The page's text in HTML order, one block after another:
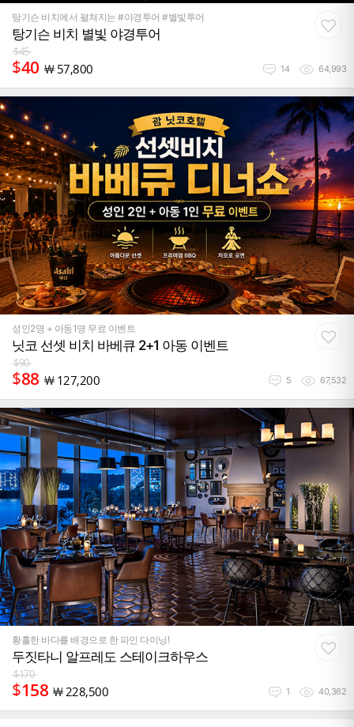
탕기슨 비치에서 펼쳐지는 #야경투어 #별빛투어
탕기슨 비치 별빛 야경투어
$45
$40 ￦ 57,800 14 64,993
성인2명 + 아동1명 무료 이벤트
닛코 선셋 비치 바베큐 2+1 아동 이벤트
$90
$88 ￦ 127,200 5 67,532
황홀한 바다를 배경으로 한 파인 다이닝!
두짓타니 알프레도 스테이크하우스
$170
$158 ￦228,500 1 40,362